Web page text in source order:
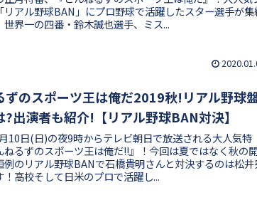
リアル野球BAN」にプロ野球で活躍したスター選手が集
世界一の四番・鈴木誠也選手、ミス...
ずのスポーツ王は俺だ2019秋!リアル野球
?出演者も紹介!【リアル野球BAN対決】
10日(日)の夜9時からテレビ朝日で放送される大人気特
ねるずのスポーツ王は俺だ!!』！今回は夏ではなく秋の
例のリアル野球BANで石橋貴明さんと対決するのは松井
！高校そして日米のプロで活躍し...